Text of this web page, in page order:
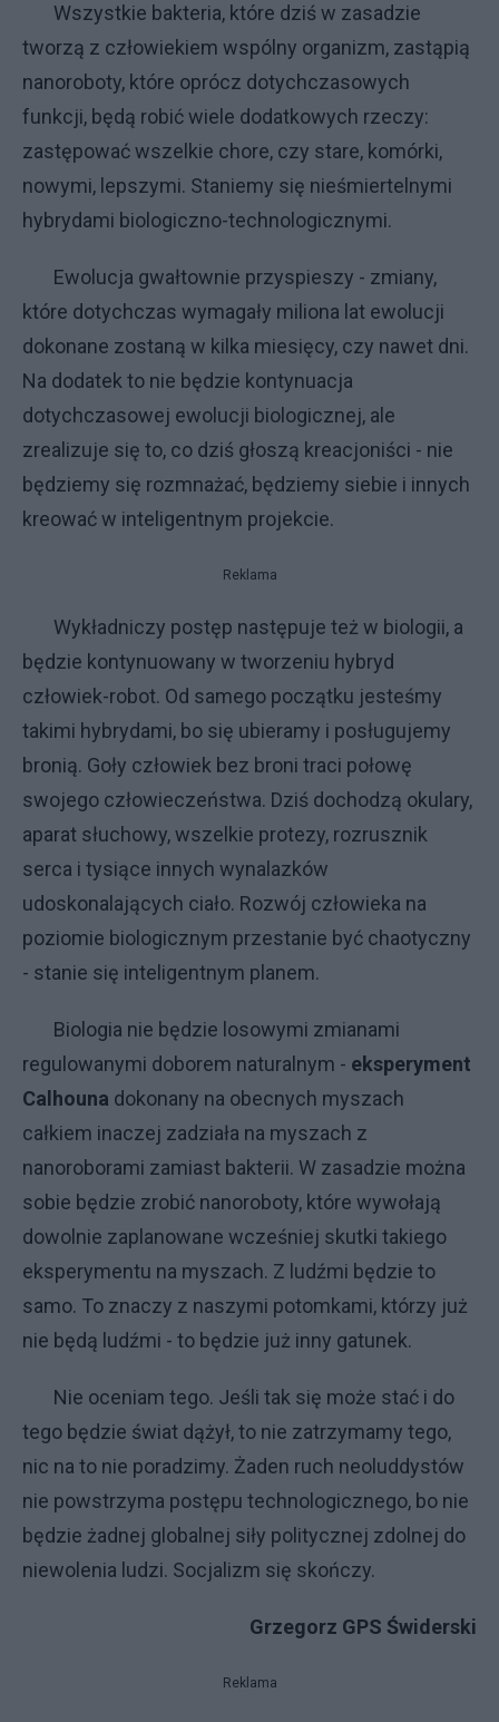
Wszystkie bakteria, które dziś w zasadzie
tworzą z człowiekiem wspólny organizm, zastąpią
nanoroboty, które oprócz dotychczasowych
funkcji, będą robić wiele dodatkowych rzeczy:
zastępować wszelkie chore, czy stare, komórki,
nowymi, lepszymi. Staniemy się nieśmiertelnymi
hybrydami biologiczno-technologicznymi.
Ewolucja gwałtownie przyspieszy - zmiany,
które dotychczas wymagały miliona lat ewolucji
dokonane zostaną w kilka miesięcy, czy nawet dni.
Na dodatek to nie będzie kontynuacja
dotychczasowej ewolucji biologicznej, ale
zrealizuje się to, co dziś głoszą kreacjoniści - nie
będziemy się rozmnażać, będziemy siebie i innych
kreować w inteligentnym projekcie.
Reklama
Wykładniczy postęp następuje też w biologii, a
będzie kontynuowany w tworzeniu hybryd
człowiek-robot. Od samego początku jesteśmy
takimi hybrydami, bo się ubieramy i posługujemy
bronią. Goły człowiek bez broni traci połowę
swojego człowieczeństwa. Dziś dochodzą okulary,
aparat słuchowy, wszelkie protezy, rozrusznik
serca i tysiące innych wynalazków
udoskonalających ciało. Rozwój człowieka na
poziomie biologicznym przestanie być chaotyczny
- stanie się inteligentnym planem.
Biologia nie będzie losowymi zmianami
regulowanymi doborem naturalnym - eksperyment
Calhouna dokonany na obecnych myszach
całkiem inaczej zadziała na myszach z
nanoroborami zamiast bakterii. W zasadzie można
sobie będzie zrobić nanoroboty, które wywołają
dowolnie zaplanowane wcześniej skutki takiego
eksperymentu na myszach. Z ludźmi będzie to
samo. To znaczy z naszymi potomkami, którzy już
nie będą ludźmi - to będzie już inny gatunek.
Nie oceniam tego. Jeśli tak się może stać i do
tego będzie świat dążył, to nie zatrzymamy tego,
nic na to nie poradzimy. Żaden ruch neoluddystów
nie powstrzyma postępu technologicznego, bo nie
będzie żadnej globalnej siły politycznej zdolnej do
niewolenia ludzi. Socjalizm się skończy.
Grzegorz GPS Świderski
Reklama